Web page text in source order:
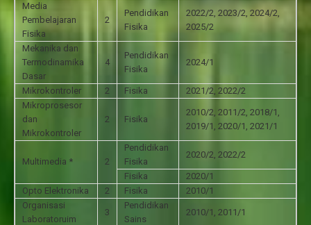
Media
Pembelajaran
Fisika
2
Pendidikan
Fisika
2022/2, 2023/2, 2024/2,
2025/2
Mekanika dan
Termodinamika
Dasar
4
Pendidikan
Fisika
2024/1
Mikrokontroler 2 Fisika
2021/2, 2022/2
Mikroprosesor
dan
Mikrokontroler
2 Fisika
2010/2, 2011/2, 2018/1,
2019/1, 2020/1, 2021/1
Multimedia * 2
Pendidikan
Fisika
2020/2, 2022/2
Fisika
2020/1
Opto Elektronika
2 Fisika
2010/1
Organisasi
Laboratoruim
3
Pendidikan
Sains
2010/1, 2011/1